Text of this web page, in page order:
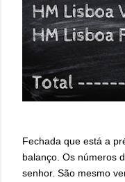
Fechada que está a
balanço. Os números
senhor. São mesmo